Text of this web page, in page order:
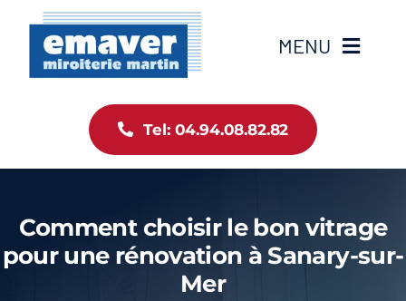
Passer
contenu
MENU
Notre histoire
Nos produits
Tel: 04.94.08.82.82
Comment choisir le bon vitrage
pour une rénovation à Sanary-sur-
Mer